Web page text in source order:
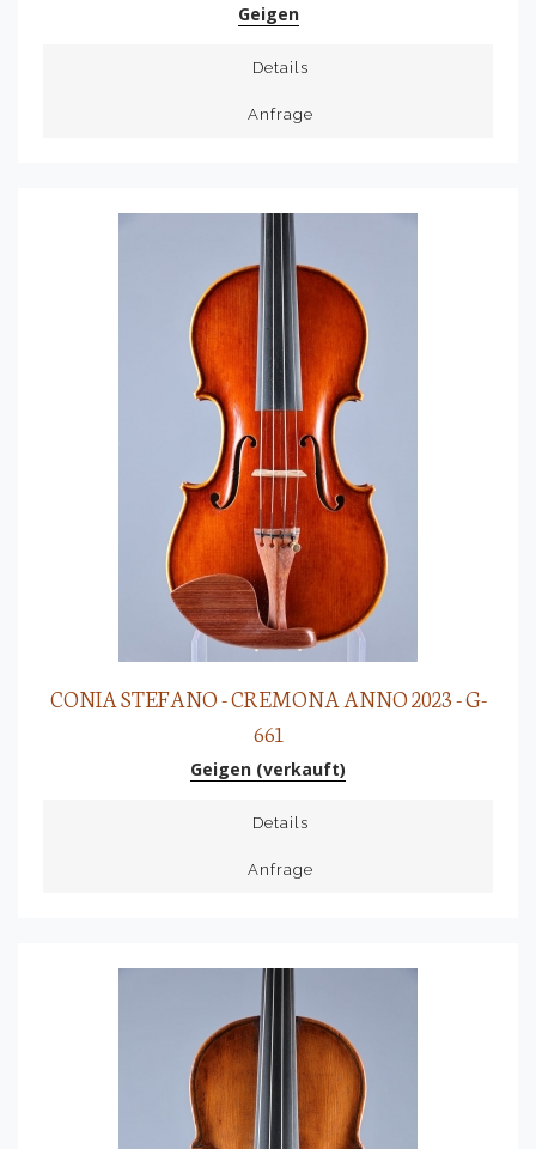
Geigen
Details
Anfrage
CONIA STEFANO - CREMONA ANNO 2023 - G-
661
Geigen (verkauft)
Details
Anfrage